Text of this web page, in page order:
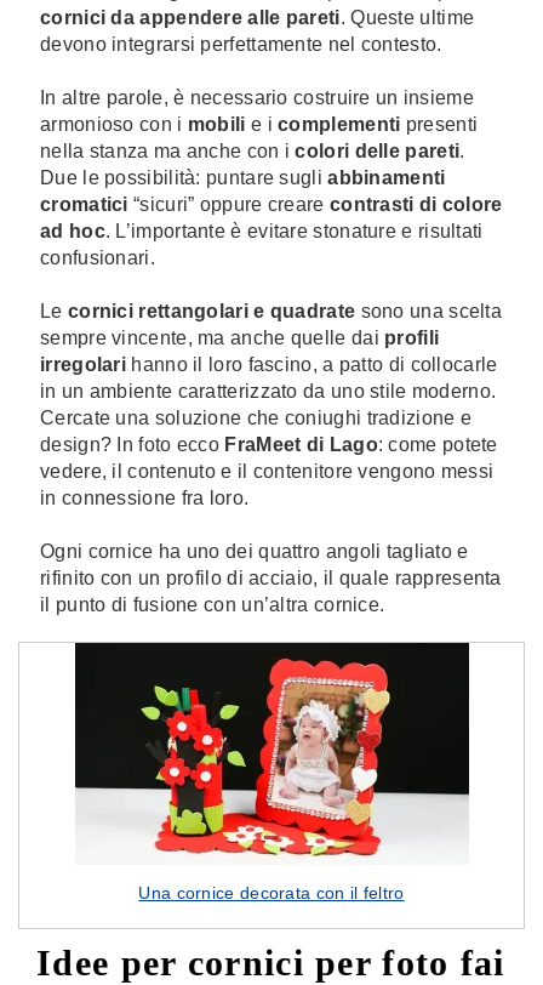
cornici da appendere alle pareti. Queste ultime
devono integrarsi perfettamente nel contesto.
In altre parole, è necessario costruire un insieme
armonioso con i mobili e icomplementi presenti
nella stanza ma anche con icolori delle pareti.
Due le possibilità: puntare sugliabbinamenti
cromatici “sicuri” oppure creare contrasti di colore
ad hoc. L’importante è evitare stonature e risultati
confusionari.
Le cornici rettangolari e quadrate sono una scelta
sempre vincente, ma anche quelle dai profili
irregolari hanno il loro fascino, a patto di collocarle
in un ambiente caratterizzato da uno stile moderno.
Cercate una soluzione che coniughi tradizione e
design? In foto ecco FraMeet di Lago: come potete
vedere, il contenuto e il contenitore vengono messi
in connessione fra loro.
Ogni cornice ha uno dei quattro angoli tagliato e
rifinito con un profilo di acciaio, il quale rappresenta
il punto di fusione con un’altra cornice.
Una cornice decorata con il feltro
Idee per cornici per foto fai